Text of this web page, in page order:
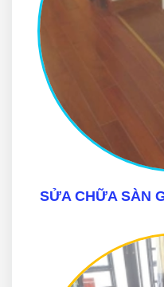
SỬA CHỮA SÀN